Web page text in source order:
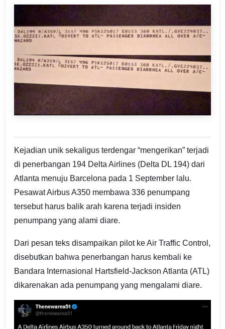
Kejadian unik sekaligus terdengar “mengerikan” terjadi
di penerbangan 194 Delta Airlines (Delta DL 194) dari
Atlanta menuju Barcelona pada 1 September lalu.
Pesawat Airbus A350 membawa 336 penumpang
tersebut harus balik arah karena terjadi insiden
penumpang yang alami diare.
Dari pesan teks disampaikan pilot ke Air Traffic Control,
disebutkan bahwa penerbangan harus kembali ke
Bandara Internasional Hartsfield-Jackson Atlanta (ATL)
dikarenakan ada penumpang yang mengalami diare.